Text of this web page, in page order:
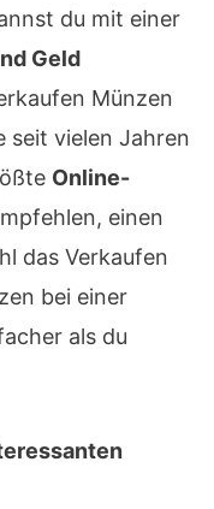
du mit einer
Geld
Münzen
seit vielen Jahren
Online-
einen
das Verkaufen
bei einer
als du